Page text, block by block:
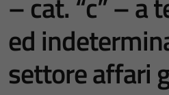
ed
settore affari